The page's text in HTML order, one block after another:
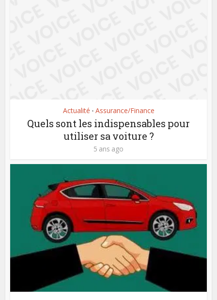
Actualité • Assurance/Finance
Quels sont les indispensables pour
utiliser sa voiture ?
5 ans ago